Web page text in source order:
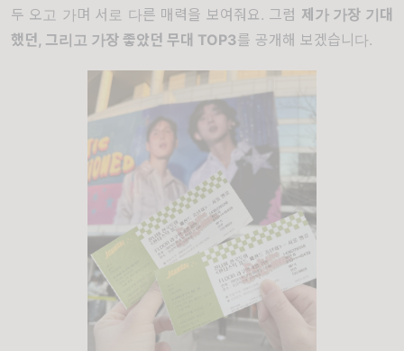
두 오고 가며 서로 다른 매력을 보여줘요. 그럼 제가 가장 기대
했던, 그리고 가장 좋았던 무대 TOP3를 공개해 보겠습니다.